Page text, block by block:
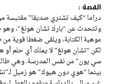
القصة :
دراما “كيف تشتري صديقا” مقتبسة
وتتحدث عن “بارك تشان هونغ”، وهو
موهبة الكتابة، ويلقى ضغطا قوية
لكن “تشان هونغ” لا يملك أي حلم
سي يون” من نفس المدرسة. وهي
بينما “هوي دون هيوك” هو زميل